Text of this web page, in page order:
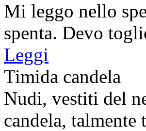
Mi leggo nello
spenta. Devo
Leggi
Timida candela
Nudi, vestiti del
candela, talmente